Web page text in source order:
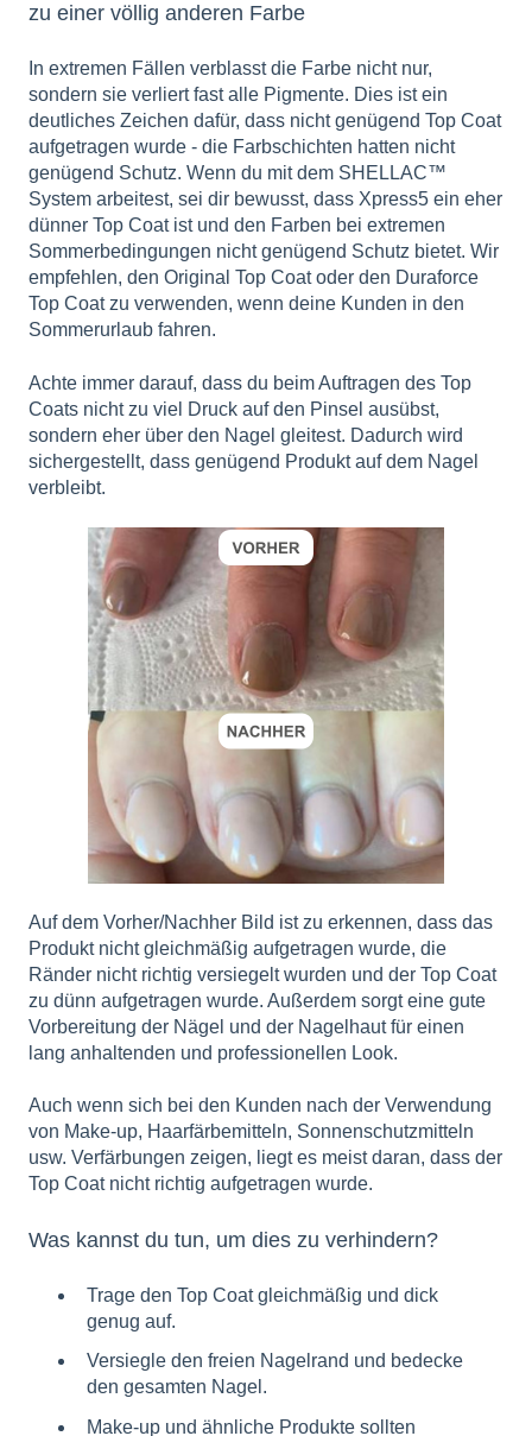
zu einer völlig anderen Farbe
In extremen Fällen verblasst die Farbe nicht nur,
sondern sie verliert fast alle Pigmente. Dies ist ein
deutliches Zeichen dafür, dass nicht genügend Top Coat
aufgetragen wurde - die Farbschichten hatten nicht
genügend Schutz. Wenn du mit dem SHELLAC™
System arbeitest, sei dir bewusst, dass Xpress5 ein eher
dünner Top Coat ist und den Farben bei extremen
Sommerbedingungen nicht genügend Schutz bietet. Wir
empfehlen, den Original Top Coat oder den Duraforce
Top Coat zu verwenden, wenn deine Kunden in den
Sommerurlaub fahren.
Achte immer darauf, dass du beim Auftragen des Top
Coats nicht zu viel Druck auf den Pinsel ausübst,
sondern eher über den Nagel gleitest. Dadurch wird
sichergestellt, dass genügend Produkt auf dem Nagel
verbleibt.
Auf dem Vorher/Nachher Bild ist zu erkennen, dass das
Produkt nicht gleichmäßig aufgetragen wurde, die
Ränder nicht richtig versiegelt wurden und der Top Coat
zu dünn aufgetragen wurde. Außerdem sorgt eine gute
Vorbereitung der Nägel und der Nagelhaut für einen
lang anhaltenden und professionellen Look.
Auch wenn sich bei den Kunden nach der Verwendung
von Make-up, Haarfärbemitteln, Sonnenschutzmitteln
usw. Verfärbungen zeigen, liegt es meist daran, dass der
Top Coat nicht richtig aufgetragen wurde.
Was kannst du tun, um dies zu verhindern?
Trage den Top Coat gleichmäßig und dick
genug auf.
Versiegle den freien Nagelrand und bedecke
den gesamten Nagel.
Make-up und ähnliche Produkte sollten